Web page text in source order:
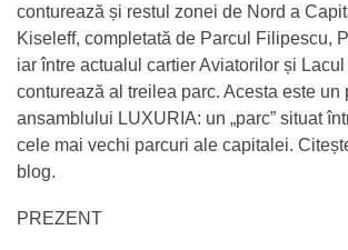
conturează și restul zonei de Nord a
Kiseleff, completată de Parcul Filipescu,
iar între actualul cartier Aviatorilor și
conturează al treilea parc. Acesta este un
ansamblului LUXURIA: un „parc” situat
cele mai vechi parcuri ale capitalei.
blog.
PREZENT